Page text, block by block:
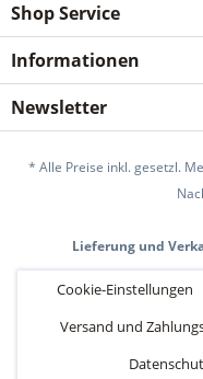
Shop Service
Informationen
Newsletter
* Alle Preise inkl. gesetzl.
Lieferung und
Cookie-Einstellungen
Versand und